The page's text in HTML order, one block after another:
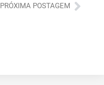
PRÓXIMA POSTAGEM